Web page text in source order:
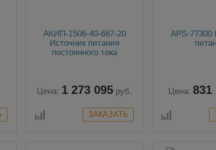
АКИП-1506-40-667-20
Источник питания
постоянного тока
двухквадрантный
Цена: 1 273 095 руб.
APS-77300
Цена: 831